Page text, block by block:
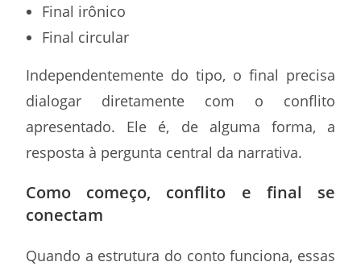
Final irônico
Final circular
Independentemente do tipo, o final precisa
dialogar diretamente com o conflito
apresentado. Ele é, de alguma forma, a
resposta à pergunta central da narrativa.
Como começo, conflito e final se
conectam
Quando a estrutura do conto funciona, essas